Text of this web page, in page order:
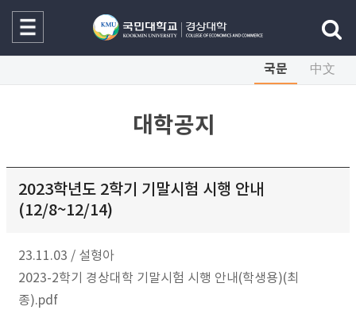
국문 中文
대학공지
2023학년도 2학기 기말시험 시행 안내
(12/8~12/14)
23.11.03 / 설형아
2023-2학기 경상대학 기말시험 시행 안내(학생용)(최
종).pdf